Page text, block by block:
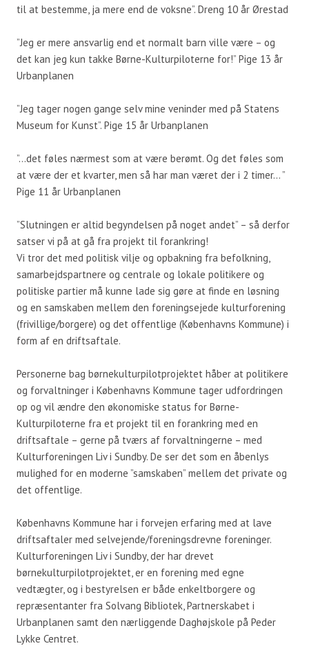
til at bestemme, ja mere end de voksne”. Dreng 10 år Ørestad
”Jeg er mere ansvarlig end et normalt barn ville være – og
det kan jeg kun takke Børne-Kulturpiloterne for!” Pige 13 år
Urbanplanen
”Jeg tager nogen gange selv mine veninder med på Statens
Museum for Kunst”. Pige 15 år Urbanplanen
”…det føles nærmest som at være berømt. Og det føles som
at være der et kvarter, men så har man været der i 2 timer… ”
Pige 11 år Urbanplanen
”Slutningen er altid begyndelsen på noget andet” – så derfor
satser vi på at gå fra projekt til forankring!
Vi tror det med politisk vilje og opbakning fra befolkning,
samarbejdspartnere og centrale og lokale politikere og
politiske partier må kunne lade sig gøre at finde en løsning
og en samskaben mellem den foreningsejede kulturforening
(frivillige/borgere) og det offentlige (Københavns Kommune) i
form af en driftsaftale.
Personerne bag børnekulturpilotprojektet håber at politikere
og forvaltninger i Københavns Kommune tager udfordringen
op og vil ændre den økonomiske status for Børne-
Kulturpiloterne fra et projekt til en forankring med en
driftsaftale – gerne på tværs af forvaltningerne – med
Kulturforeningen Liv i Sundby. De ser det som en åbenlys
mulighed for en moderne ”samskaben” mellem det private og
det offentlige.
Københavns Kommune har i forvejen erfaring med at lave
driftsaftaler med selvejende/foreningsdrevne foreninger.
Kulturforeningen Liv i Sundby, der har drevet
børnekulturpilotprojektet, er en forening med egne
vedtægter, og i bestyrelsen er både enkeltborgere og
repræsentanter fra Solvang Bibliotek, Partnerskabet i
Urbanplanen samt den nærliggende Daghøjskole på Peder
Lykke Centret.